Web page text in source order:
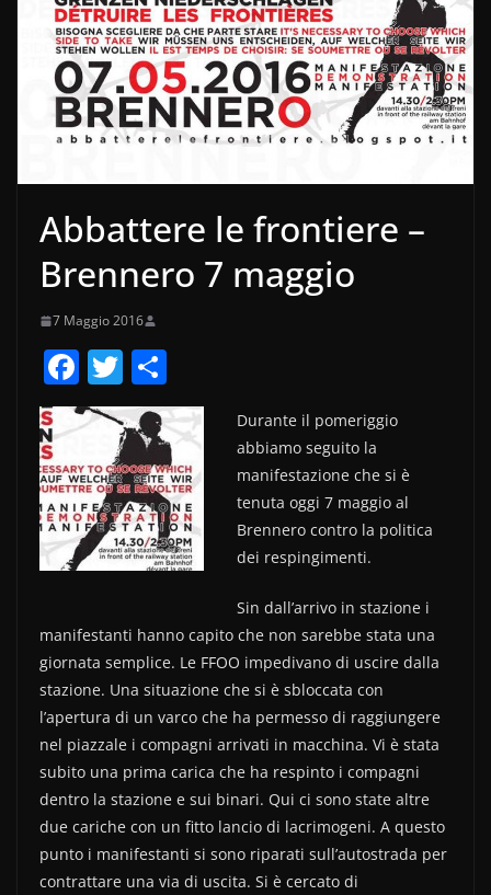
Abbattere le frontiere –
Brennero 7 maggio
7 Maggio 2016
F
a
c
e
b
o
o
T
w
itt
er
o
n
di
vi
di
Durante il pomeriggio
abbiamo seguito la
manifestazione che si è
tenuta oggi 7 maggio al
Brennero contro la politica
dei respingimenti.
Sin dall’arrivo in stazione i
manifestanti hanno capito che non sarebbe stata una
giornata semplice. Le FFOO impedivano di uscire dalla
stazione. Una situazione che si è sbloccata con
l’apertura di un varco che ha permesso di raggiungere
nel piazzale i compagni arrivati in macchina. Vi è stata
subito una prima carica che ha respinto i compagni
dentro la stazione e sui binari. Qui ci sono state altre
due cariche con un fitto lancio di lacrimogeni. A questo
punto i manifestanti si sono riparati sull’autostrada per
contrattare una via di uscita. Si è cercato di